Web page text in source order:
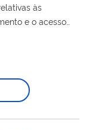
e o acesso
digitais de